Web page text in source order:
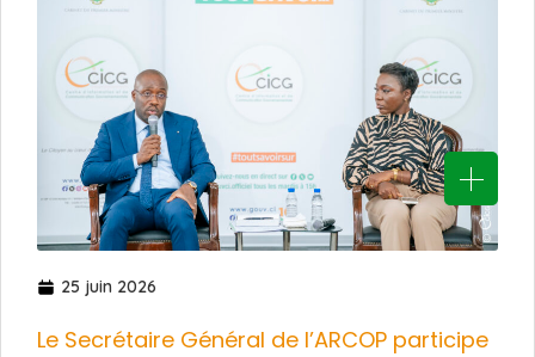
25 juin 2026
Le Secrétaire Général de l’ARCOP participe